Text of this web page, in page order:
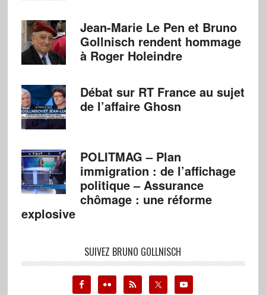
Jean-Marie Le Pen et Bruno
Gollnisch rendent hommage
à Roger Holeindre
Débat sur RT France au sujet
de l’affaire Ghosn
POLITMAG – Plan
immigration : de l’affichage
politique – Assurance
chômage : une réforme
explosive
SUIVEZ BRUNO GOLLNISCH